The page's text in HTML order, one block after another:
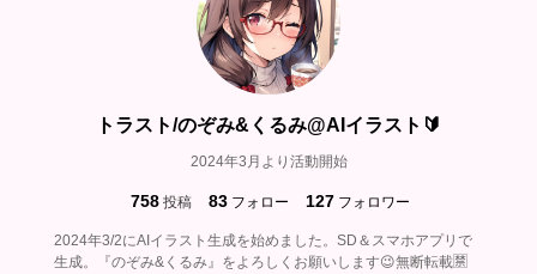
トラスト/のぞみ&くるみ@AIイラスト🔰
2024年3月より活動開始
758 投稿 83 フォロー 127 フォロワー
2024年3/2にAIイラスト生成を始めました。SD＆スマホアプリで
生成。『のぞみ&くるみ』をよろしくお願いします😉無断転載🈲